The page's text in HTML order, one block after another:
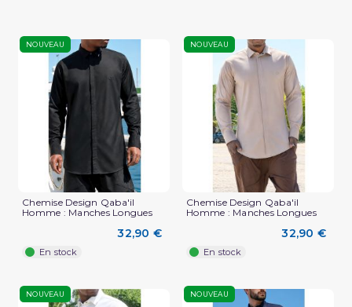
NOUVEAU
Chemise Design Qaba'il
Homme : Manches Longues
32,90 €
En stock
NOUVEAU
Chemise Design Qaba'il
Homme : Manches Longues
32,90 €
En stock
NOUVEAU NOUVEAU